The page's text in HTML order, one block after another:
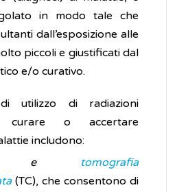
in modo tale che
dall’esposizione alle
piccoli e giustificati dal
e/o curativo.
utilizzo di radiazioni
curare o accertare
includono:
tomografia
(TC), che consentono di